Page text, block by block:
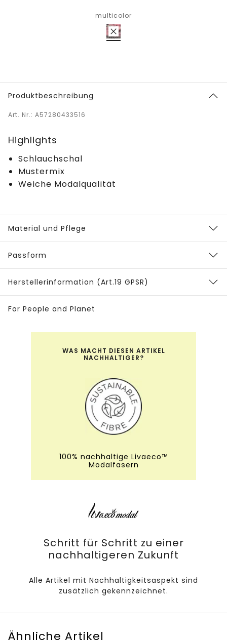
multicolor
Produktbeschreibung
Art. Nr.: A57280433516
Highlights
Schlauchschal
Mustermix
Weiche Modalqualität
Material und Pflege
Passform
Herstellerinformation (Art.19 GPSR)
For People and Planet
WAS MACHT DIESEN ARTIKEL
NACHHALTIGER?
100% nachhaltige Livaeco™
Modalfasern
Schritt für Schritt zu einer
nachhaltigeren Zukunft
Alle Artikel mit Nachhaltigkeitsaspekt sind
zusätzlich gekennzeichnet.
Ähnliche Artikel